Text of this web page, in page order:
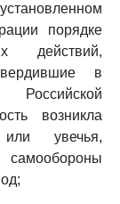
порядке
действий,
в
Российской
возникла
увечья,
самообороны